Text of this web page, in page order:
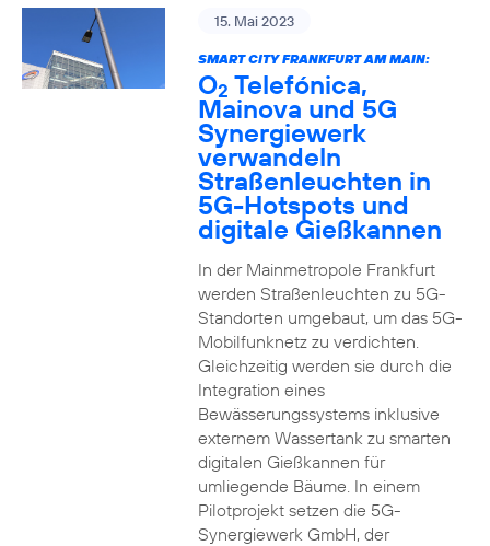
15. Mai 2023
SMART CITY FRANKFURT AM MAIN:
O2 Telefónica,
Mainova und 5G
Synergiewerk
verwandeln
Straßenleuchten in
5G-Hotspots und
digitale Gießkannen
In der Mainmetropole Frankfurt
werden Straßenleuchten zu 5G-
Standorten umgebaut, um das 5G-
Mobilfunknetz zu verdichten.
Gleichzeitig werden sie durch die
Integration eines
Bewässerungssystems inklusive
externem Wassertank zu smarten
digitalen Gießkannen für
umliegende Bäume. In einem
Pilotprojekt setzen die 5G-
Synergiewerk GmbH, der